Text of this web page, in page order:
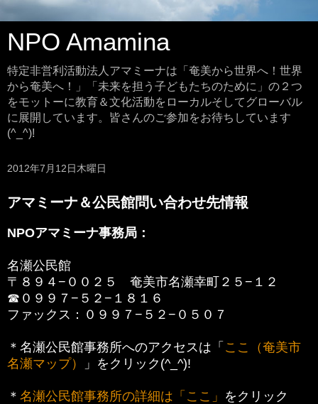
NPO Amamina
特定非営利活動法人アマミーナは「奄美から世界へ！世界
から奄美へ！」「未来を担う子どもたちのために」の２つ
をモットーに教育＆文化活動をローカルそしてグローバル
に展開しています。皆さんのご参加をお待ちしています
(^_^)!
2012年7月12日木曜日
アマミーナ＆公民館問い合わせ先情報
NPOアマミーナ事務局：
名瀬公民館
〒８９４−００２５ 奄美市名瀬幸町２５−１２
☎０９９７−５２−１８１６
ファックス：０９９７−５２−０５０７
＊名瀬公民館事務所へのアクセスは「 ここ（奄美市
名瀬マップ）
」をクリック(^_^)!
＊ 名瀬公民館事務所の詳細は「ここ」 をクリック